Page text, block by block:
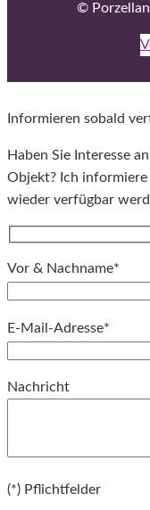
©
Informieren sobald
Haben Sie Interesse
Objekt? Ich
wieder verfügbar
Vor & Nachname*
E-Mail-Adresse*
Nachricht
(*) Pflichtfelder